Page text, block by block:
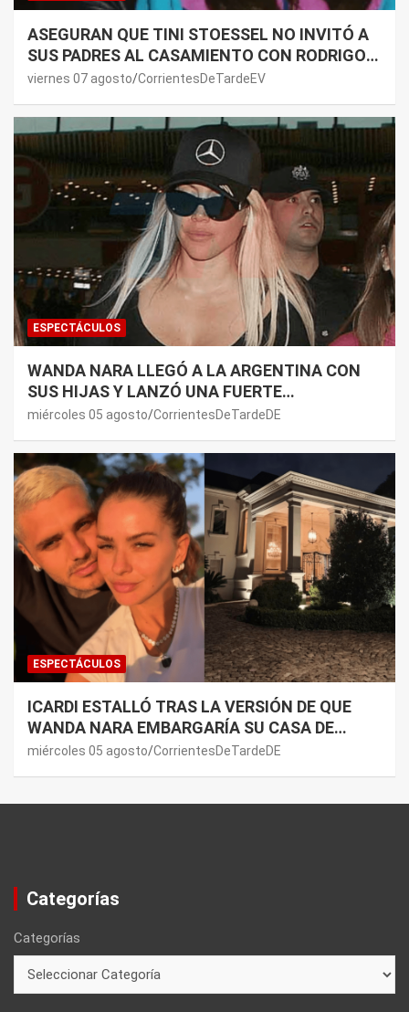
ASEGURAN QUE TINI STOESSEL NO INVITÓ A
SUS PADRES AL CASAMIENTO CON RODRIGO
DE PAUL: LOS MOTIVOS
viernes 07 agosto CorrientesDeTardeEV
ESPECTÁCULOS
WANDA NARA LLEGÓ A LA ARGENTINA CON
SUS HIJAS Y LANZÓ UNA FUERTE
PREMONICIÓN SOBRE MAURO ICARDI
miércoles 05 agosto CorrientesDeTardeDE
ESPECTÁCULOS
ICARDI ESTALLÓ TRAS LA VERSIÓN DE QUE
WANDA NARA EMBARGARÍA SU CASA DE
NORDELTA: “NECESITAN RASCAR DE ALGÚN
miércoles 05 agosto CorrientesDeTardeDE
Categorías
Categorías